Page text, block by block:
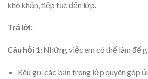
khó khăn, tiếp tục đến lớp.
Trả lời:
Câu hỏi 1: Những việc em có thể làm để
Kêu gọi các bạn trong lớp quyên góp